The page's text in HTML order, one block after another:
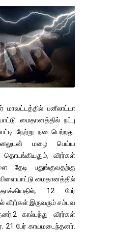
மாவட்டத்தில் பனீலாட்டா
மைதானத்தில் நட்பு
நேற்று நடைபெற்றது.
மழை பெய்ய
வீரர்கள்
தேடி பதுங்குவதற்கு
மைதானத்தில்
12 பேர்
வீரர்கள் இருவரும் சம்பவ
கால்பந்து வீரர்கள்
21 பேர் காயமடைந்தனர்.